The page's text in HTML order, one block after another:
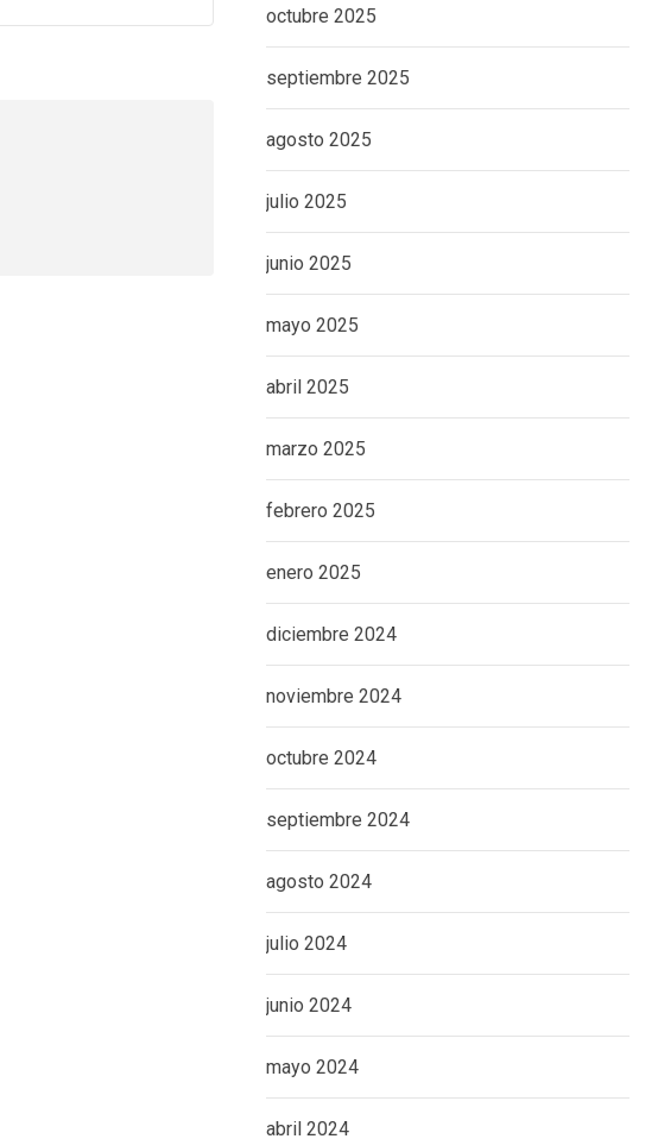
octubre 2025
septiembre 2025
agosto 2025
julio 2025
junio 2025
mayo 2025
abril 2025
marzo 2025
febrero 2025
enero 2025
diciembre 2024
noviembre 2024
octubre 2024
septiembre 2024
agosto 2024
julio 2024
junio 2024
mayo 2024
abril 2024